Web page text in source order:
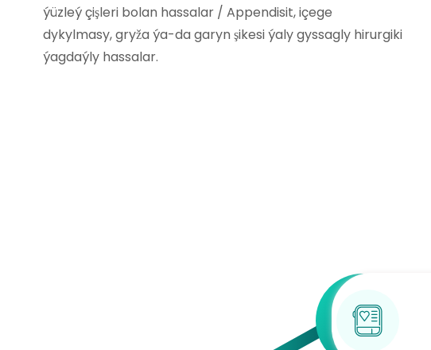
ýüzleý çişleri bolan hassalar / Appendisit, içege
dykylmasy, gryža ýa-da garyn şikesi ýaly gyssagly hirurgiki
ýagdaýly hassalar.